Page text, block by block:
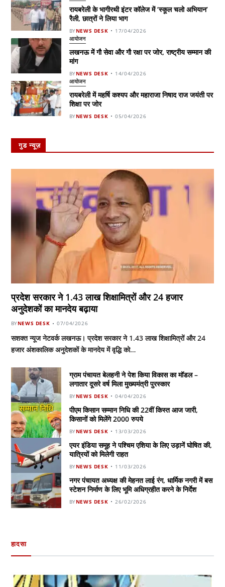
रायबरेली के भागीरथी इंटर कॉलेज में ‘स्कूल चलो अभियान’
रैली, छात्रों ने लिया भाग
BYNEWS DESK 17/04/2026
आयोजन
लखनऊ में गौ सेवा और गौ रक्षा पर जोर, राष्ट्रीय सम्मान की
मांग
BYNEWS DESK 14/04/2026
आयोजन
रायबरेली में महर्षि कश्यप और महाराजा निषाद राज जयंती पर
शिक्षा पर जोर
BYNEWS DESK 05/04/2026
गुड न्यूज़
प्रदेश सरकार ने 1.43 लाख शिक्षामित्रों और 24 हजार
अनुदेशकों का मानदेय बढ़ाया
BYNEWS DESK 07/04/2026
सशक्त न्यूज नेटवर्क लखनऊ। प्रदेश सरकार ने 1.43 लाख शिक्षामित्रों और 24
हजार अंशकालिक अनुदेशकों के मानदेय में वृद्धि को…
ग्राम पंचायत बेलहनी ने पेश किया विकास का मॉडल –
लगातार दूसरे वर्ष मिला मुख्यमंत्री पुरस्कार
BYNEWS DESK 04/04/2026
पीएम किसान सम्मान निधि की 22वीं किस्त आज जारी,
किसानों को मिलेंगे 2000 रुपये
BYNEWS DESK 13/03/2026
एयर इंडिया समूह ने पश्चिम एशिया के लिए उड़ानें घोषित की,
यात्रियों को मिलेगी राहत
BYNEWS DESK 11/03/2026
नगर पंचायत अध्यक्ष की मेहनत लाई रंग, धार्मिक नगरी में बस
स्टेशन निर्माण के लिए भूमि अधिग्रहीत करने के निर्देश
BYNEWS DESK 26/02/2026
हादसा